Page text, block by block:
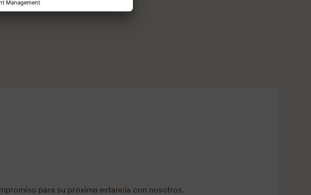
para su próxima estancia con nosotros.